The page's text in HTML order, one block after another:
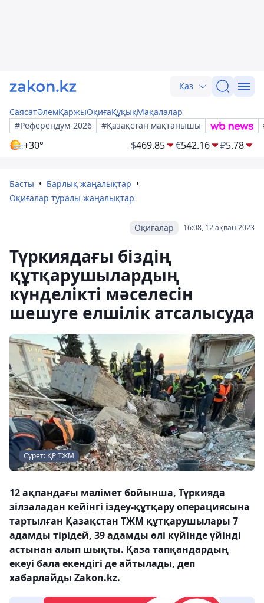
Қаз
СаясатӘлемҚаржыОқиғаҚұқықМақалалар
#Референдум-2026
#Қазақстан мақтанышы
+30° $469.85 €542.16 ₽5.78
Басты
Барлық жаңалықтар
Оқиғалар туралы жаңалықтар
16:08, 12 ақпан 2023
Оқиғалар
Түркиядағы біздің
құтқарушылардың
күнделікті мәселесін
шешуге елшілік атсалысуда
Сурет: ҚР ТЖМ
12 ақпандағы мәлімет бойынша, Түркияда
зілзаладан кейінгі іздеу-құтқару операциясына
тартылған Қазақстан ТЖМ құтқарушылары 7
адамды тірідей, 39 адамды өлі күйінде үйінді
астынан алып шықты. Қаза тапқандардың
екеуі бала екендігі де айтылады, деп
хабарлайды Zakon.kz.